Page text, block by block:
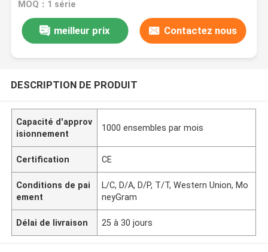
MOQ：1 série
meilleur prix Contactez nous
DESCRIPTION DE PRODUIT
Capacité d'approv
isionnement
1000 ensembles par mois
Certification CE
Conditions de pai
ement
L/C, D/A, D/P, T/T, Western Union, Mo
neyGram
Délai de livraison 25 à 30 jours